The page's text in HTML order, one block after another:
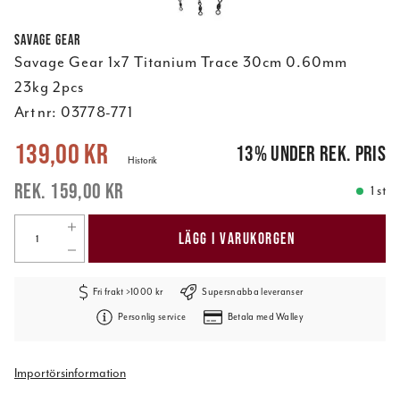
Savage Gear
Savage Gear 1x7 Titanium Trace 30cm 0.60mm
23kg 2pcs
Art nr: 03778-771
Nuvarande pris:139,00 kr 159,00 kr
139,00 kr
159,00 kr
Historik 13%under rek. pris
1 st
LÄGG I VARUKORGEN
Fri frakt >1000 kr Supersnabba leveranser
Personlig service Betala med Walley
Importörsinformation